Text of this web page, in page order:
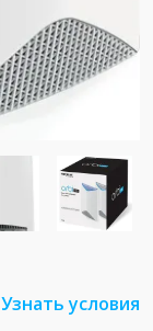
Узнать условия